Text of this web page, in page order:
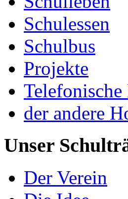
Schulessen
Schulbus
Projekte
der andere
Unser
Der Verein